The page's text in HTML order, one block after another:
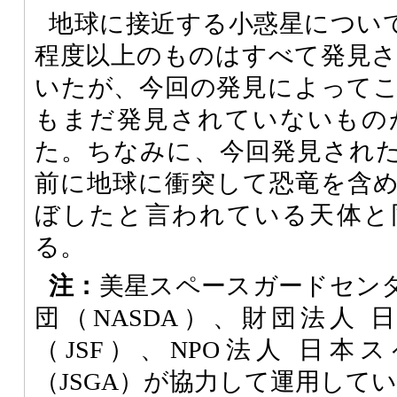
地球に接近する小惑星につい
程度以上のものはすべて発見
いたが、今回の発見によって
もまだ発見されていないも
た。ちなみに、今回発見され
前に地球に衝突して恐竜を含
ぼしたと言われている天体
る。
注： 美星スペースガードセン
団（NASDA）、財団法人
（JSF）、NPO法人 日本
（JSGA）が協力して運用して